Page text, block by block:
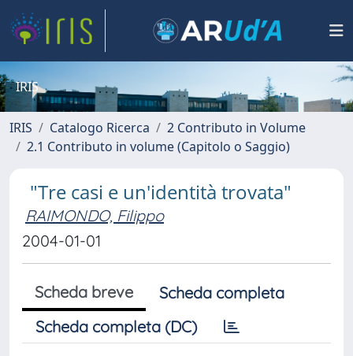
IRIS
IRIS Catalogo Ricerca
2 Contributo in Volume
2.1 Contributo in volume (Capitolo o Saggio)
"Tre casi e un'identità trovata"
RAIMONDO, Filippo
2004-01-01
Scheda breve
Scheda completa
Scheda completa (DC)